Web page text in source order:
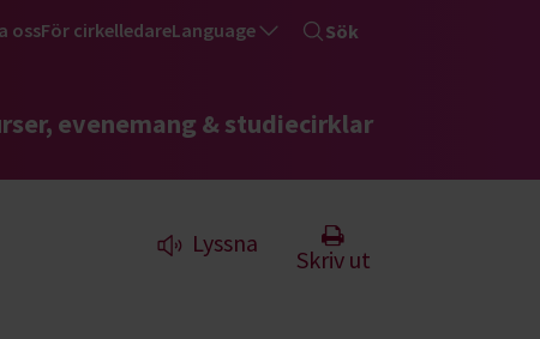
ossFör cirkelledareLanguage Sök
evenemang & studiecirklar
Lyssna
Skriv ut